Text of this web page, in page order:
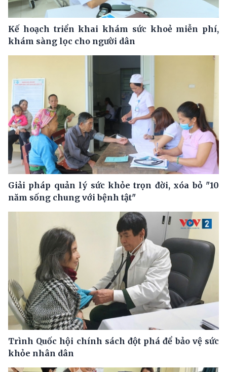
Kế hoạch triển khai khám sức khoẻ miễn phí,
khám sàng lọc cho người dân
Giải pháp quản lý sức khỏe trọn đời, xóa bỏ "10
năm sống chung với bệnh tật"
Trình Quốc hội chính sách đột phá để bảo vệ sức
khỏe nhân dân